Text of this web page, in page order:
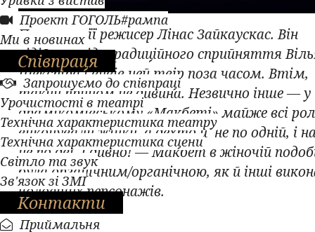
Проект ГОГОЛЬ#рампа
Ми в новинах
Співпраця
Запрошуємо до співпраці
Урочистості в театрі
Технічна характеристика театру
Технічна характеристика сцени
Світло та звук
Зв'язок зі ЗМІ
Контакти
Приймальня
Поставив її режисер Лінас Зайкаускас. Він
відійшов від традиційного сприйняття
Шекспіра і вивів цей твір поза часом. Втім,
такий прийом не дивина. Незвично інше — у
драмікомівському «Макбеті» майже всі
виконували жінки, а дехто й не по одній, і
не по дві. І дивно! — Макбет в жіночій
була органічним/органічною, як й інші
чоловічих персонажів.